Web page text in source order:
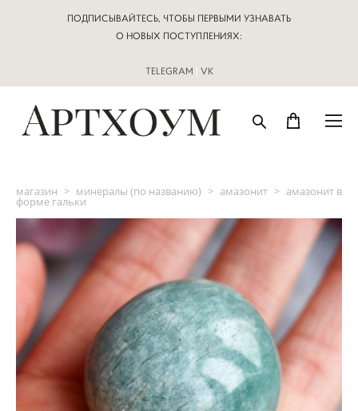
ПОДПИСЫВАЙТЕСЬ, ЧТОБЫ ПЕРВЫМИ УЗНАВАТЬ
О НОВЫХ ПОСТУПЛЕНИЯХ:
TELEGRAM | VK
магазин > минералы (по названию) > амазонит > амазонит в
форме гальки